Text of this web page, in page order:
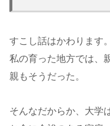
すこし話はかわります。
私の育った地方では、
親もそうだった。
そんなだからか、大学